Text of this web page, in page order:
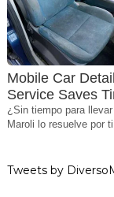
Mobile Car
Service Saves
¿Sin tiempo para
Maroli lo resuelve por
Tweets by